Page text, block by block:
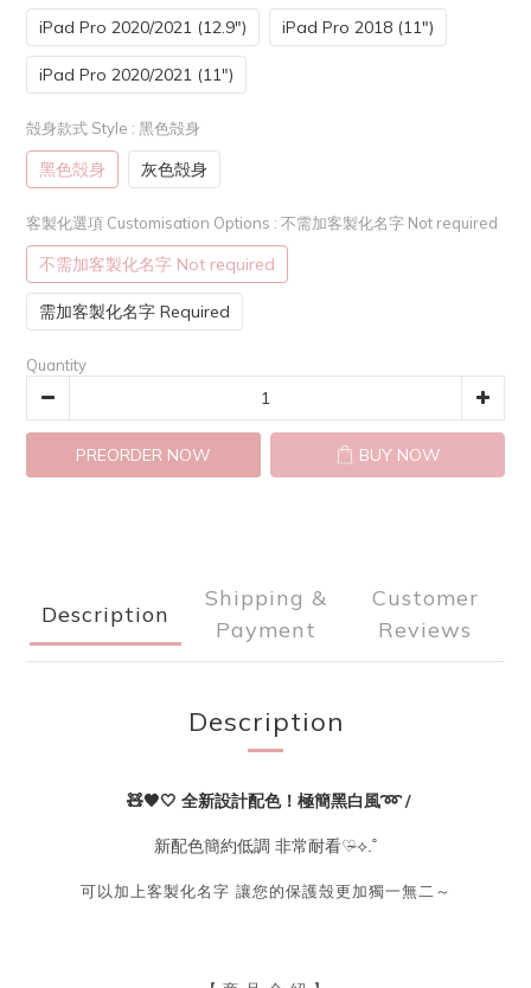
iPad Pro 2020/2021 (12.9") iPad Pro 2018 (11")
iPad Pro 2020/2021 (11")
殻身款式 Style : 黑色殻身
黑色殻身 灰色殻身
客製化選項 Customisation Options : 不需加客製化名字 Not required
不需加客製化名字 Not required
需加客製化名字 Required
Quantity
PREORDER NOW BUY NOW
Description
Shipping &
Payment
Customer
Reviews
Description
🧸🖤🤍 全新設計配色！極簡黑白風➿ /
新配色簡約低調 非常耐看♡̴⟡.˚
可以加上客製化名字 讓您的保護殼更加獨一無二～